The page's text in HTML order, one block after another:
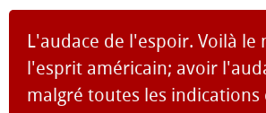
L'audace de l'espoir. Voilà le
l'esprit américain; avoir
malgré toutes les indications